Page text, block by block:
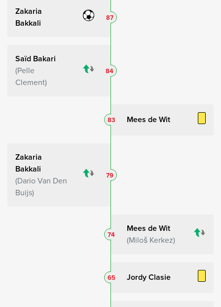
Zakaria
Bakkali
87
Saïd Bakari
Pelle
Clement
84
Mees de Wit
83
Zakaria
Bakkali
Dario Van Den
Buijs
79
Mees de Wit
Miloš Kerkez
74
Jordy Clasie
65